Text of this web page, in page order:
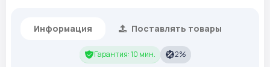
Информация Поставлять товары
Гарантия: 10 мин. 2%